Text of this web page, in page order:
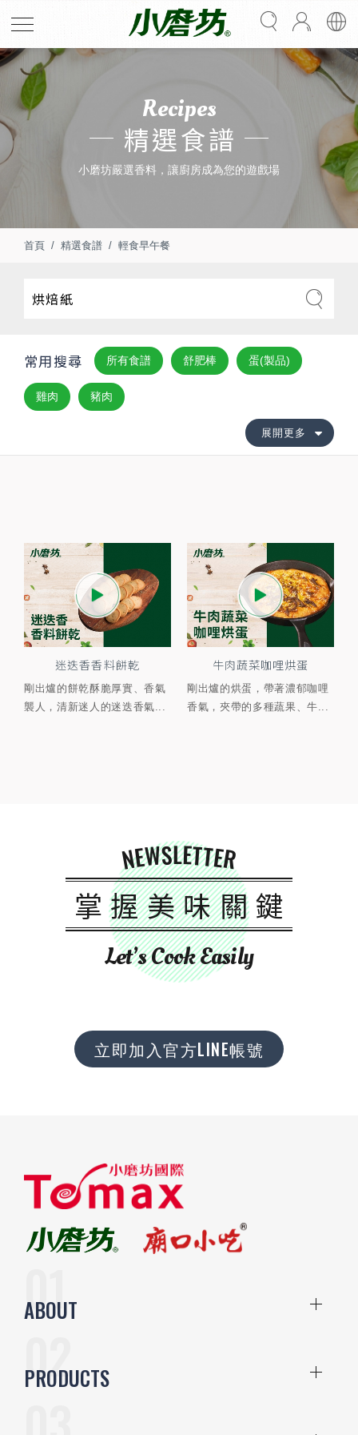
Recipes
精選食譜
小磨坊嚴選香料，讓廚房成為您的遊戲場
首頁 精選食譜 輕食早午餐
常用搜尋 所有食譜 舒肥棒 蛋(製品)
雞肉 豬肉
展開更多
迷迭香香料餅乾
剛出爐的餅乾酥脆厚實、香氣
襲人，清新迷人的迷迭香氣...
牛肉蔬菜咖哩烘蛋
剛出爐的烘蛋，帶著濃郁咖哩
香氣，夾帶的多種蔬果、牛...
NEWSLETTER
掌握美味關鍵
Let’s Cook Easily
立即加入官方LINE帳號
ABOUT
PRODUCTS